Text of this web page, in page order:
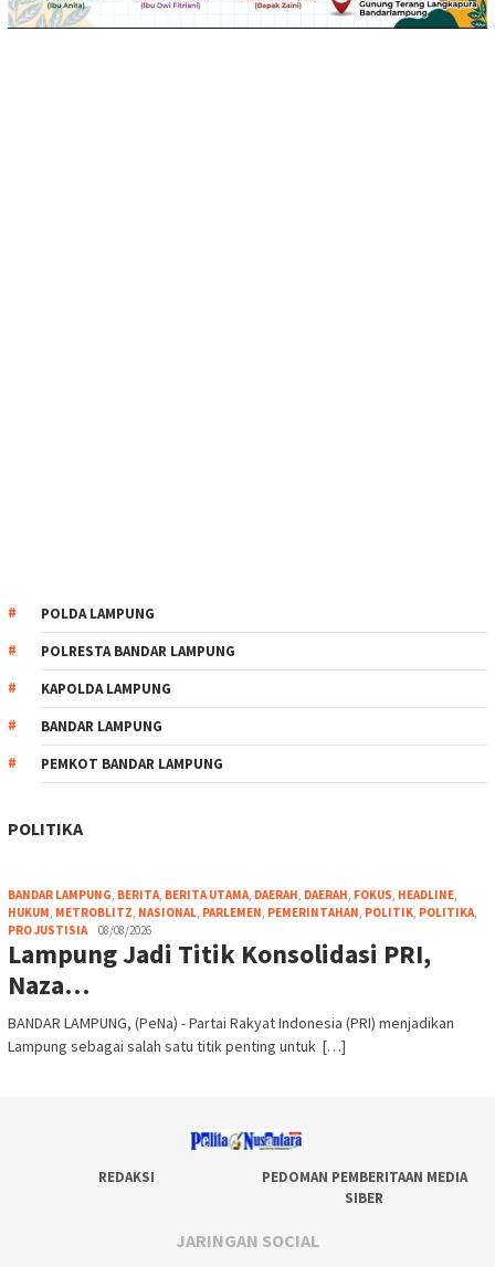
POLDA LAMPUNG
POLRESTA BANDAR LAMPUNG
KAPOLDA LAMPUNG
BANDAR LAMPUNG
PEMKOT BANDAR LAMPUNG
POLITIKA
BANDAR LAMPUNG, BERITA, BERITA UTAMA, DAERAH, DAERAH, FOKUS, HEADLINE,
HUKUM, METROBLITZ, NASIONAL, PARLEMEN, PEMERINTAHAN, POLITIK, POLITIKA,
PRO JUSTISIA
08/08/2026
Lampung Jadi Titik Konsolidasi PRI,
Naza…
BANDAR LAMPUNG, (PeNa) - Partai Rakyat Indonesia (PRI) menjadikan
Lampung sebagai salah satu titik penting untuk […]
REDAKSI
PEDOMAN PEMBERITAAN MEDIA
SIBER
JARINGAN SOCIAL